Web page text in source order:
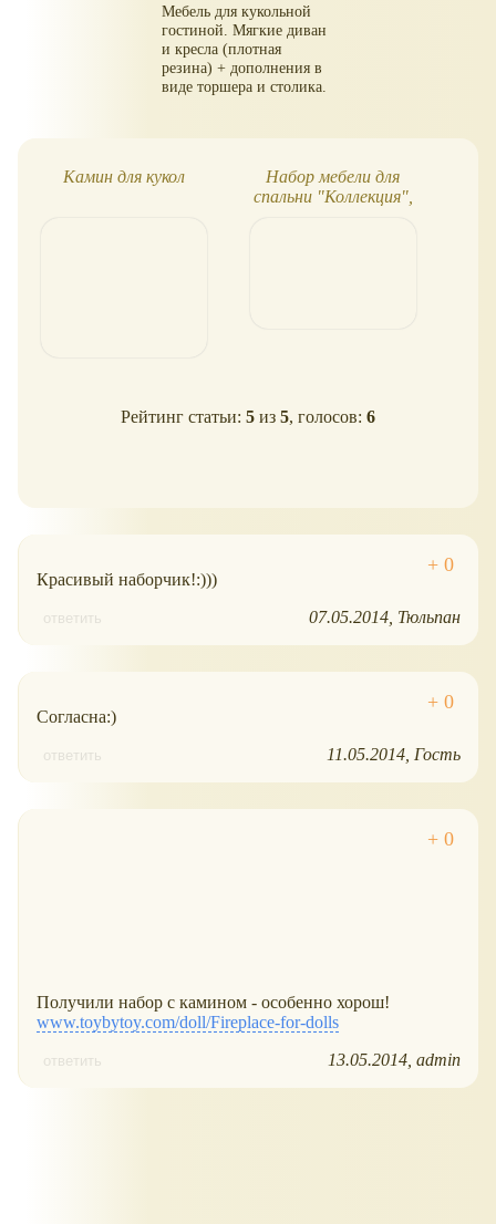
Мебель для кукольной
гостиной. Мягкие диван
и кресла (плотная
резина) + дополнения в
виде торшера и столика.
Камин для кукол
Набор мебели для
спальни "Коллекция",
Рейтинг статьи: 5 из 5, голосов: 6
Красивый наборчик!:)))
ответить 07.05.2014 Тюльпан
Согласна:)
ответить 11.05.2014 Гость
Получили набор с камином - особенно хорош!
www.toybytoy.com/doll/Fireplace-for-dolls
ответить 13.05.2014 admin